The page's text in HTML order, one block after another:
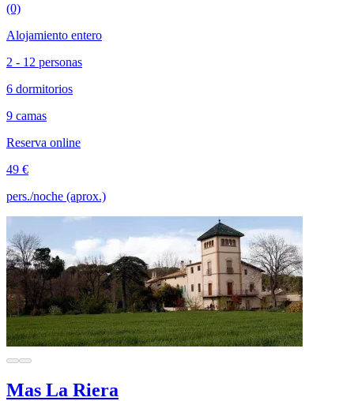
(0)
Alojamiento entero
2 - 12 personas
6 dormitorios
9 camas
Reserva online
49 €
pers./noche (aprox.)
Mas La Riera